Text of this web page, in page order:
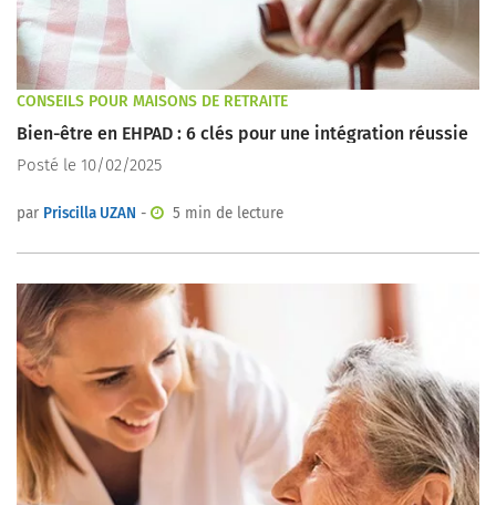
CONSEILS POUR MAISONS DE RETRAITE
Bien-être en EHPAD : 6 clés pour une intégration réussie
Posté le 10/02/2025
par Priscilla UZAN - 5 min de lecture